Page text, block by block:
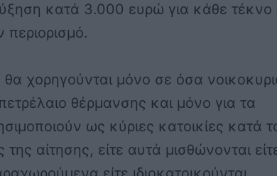
κατά 3.000 ευρώ για κάθε τέκνο
θα χορηγούνται μόνο σε όσα
θέρμανσης και μόνο για τα
ως κύριες κατοικίες κατά
αίτησης, είτε αυτά μισθώνονται